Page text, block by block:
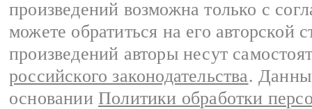
произведений возможна только с
можете обратиться на его авторской
произведений авторы несут
российского законодательства.
основании Политики обработки